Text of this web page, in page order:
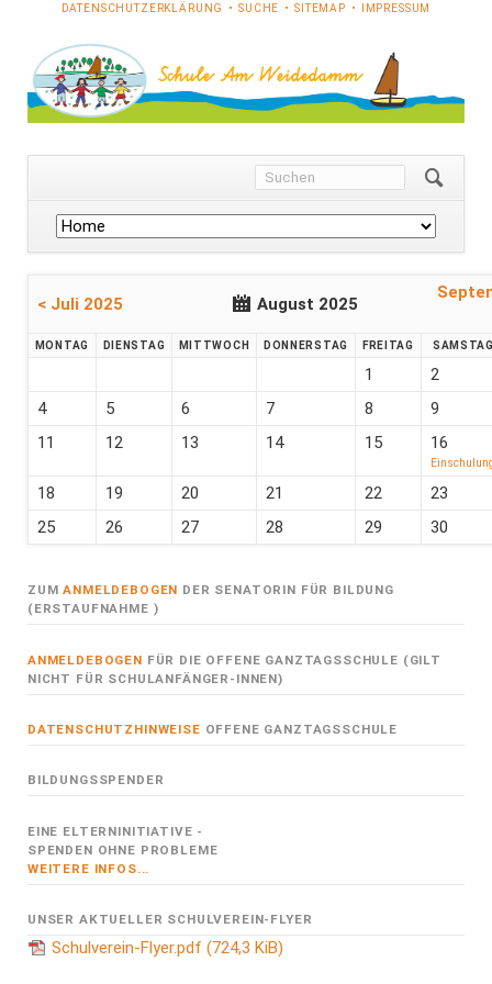
NAVIGATION
DATENSCHUTZERKLÄRUNG SUCHE SITEMAP IMPRESSUM
Navigation
überspringen
< Juli 2025 August 2025
MO NTAG DI ENSTAG MI TTWOCH DO NNERSTAG FR EITAG SA
1
2
4
5 6 7 8
9
11
12 13 14 15 16
18 19 20 21 22
23
25
26 27 28 29 30
ZUMANMELDEBOGEN DER SENATORIN FÜR BILDUNG
(ERSTAUFNAHME )
ANMELDEBOGEN FÜR DIE OFFENE GANZTAGSSCHULE (GILT
NICHT FÜR SCHULANFÄNGER-INNEN)
DATENSCHUTZHINWEISE OFFENE GANZTAGSSCHULE
BILDUNGSSPENDER
EINE ELTERNINITIATIVE -
SPENDEN OHNE PROBLEME
WEITERE INFOS...
UNSER AKTUELLER SCHULVEREIN-FLYER
Schulverein-Flyer.pdf (724,3 KiB)